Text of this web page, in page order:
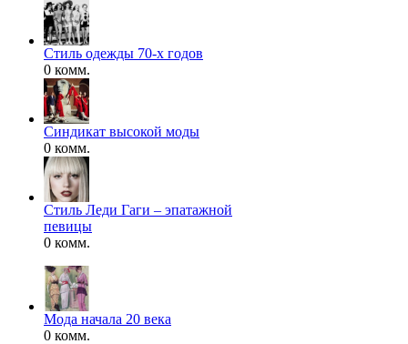
Стиль одежды 70-х годов
0 комм.
Синдикат высокой моды
0 комм.
Стиль Леди Гаги – эпатажной
певицы
0 комм.
Мода начала 20 века
0 комм.